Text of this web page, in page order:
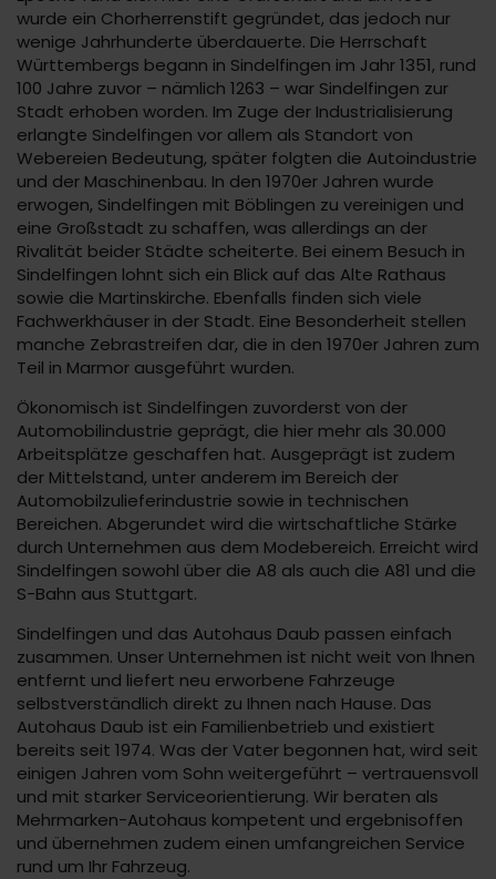
wurde ein Chorherrenstift gegründet, das jedoch nur
wenige Jahrhunderte überdauerte. Die Herrschaft
Württembergs begann in Sindelfingen im Jahr 1351, rund
100 Jahre zuvor – nämlich 1263 – war Sindelfingen zur
Stadt erhoben worden. Im Zuge der Industrialisierung
erlangte Sindelfingen vor allem als Standort von
Webereien Bedeutung, später folgten die Autoindustrie
und der Maschinenbau. In den 1970er Jahren wurde
erwogen, Sindelfingen mit Böblingen zu vereinigen und
eine Großstadt zu schaffen, was allerdings an der
Rivalität beider Städte scheiterte. Bei einem Besuch in
Sindelfingen lohnt sich ein Blick auf das Alte Rathaus
sowie die Martinskirche. Ebenfalls finden sich viele
Fachwerkhäuser in der Stadt. Eine Besonderheit stellen
manche Zebrastreifen dar, die in den 1970er Jahren zum
Teil in Marmor ausgeführt wurden.
Ökonomisch ist Sindelfingen zuvorderst von der
Automobilindustrie geprägt, die hier mehr als 30.000
Arbeitsplätze geschaffen hat. Ausgeprägt ist zudem
der Mittelstand, unter anderem im Bereich der
Automobilzulieferindustrie sowie in technischen
Bereichen. Abgerundet wird die wirtschaftliche Stärke
durch Unternehmen aus dem Modebereich. Erreicht wird
Sindelfingen sowohl über die A8 als auch die A81 und die
S-Bahn aus Stuttgart.
Sindelfingen und das Autohaus Daub passen einfach
zusammen. Unser Unternehmen ist nicht weit von Ihnen
entfernt und liefert neu erworbene Fahrzeuge
selbstverständlich direkt zu Ihnen nach Hause. Das
Autohaus Daub ist ein Familienbetrieb und existiert
bereits seit 1974. Was der Vater begonnen hat, wird seit
einigen Jahren vom Sohn weitergeführt – vertrauensvoll
und mit starker Serviceorientierung. Wir beraten als
Mehrmarken-Autohaus kompetent und ergebnisoffen
und übernehmen zudem einen umfangreichen Service
rund um Ihr Fahrzeug.